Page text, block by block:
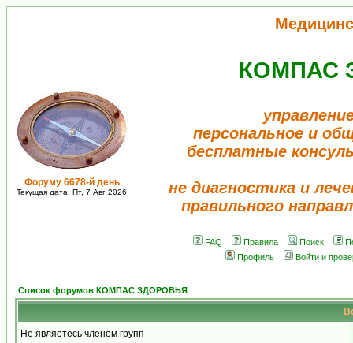
Форуму 6678-й день
Текущая дата: Пт, 7 Авг 2026
КОМПАС
персональное и
бесплатные
не диагностика и
правильного
FAQ Правила Поиск
Профиль
Войти и
Список форумов КОМПАС ЗДОРОВЬЯ
Не являетесь членом групп